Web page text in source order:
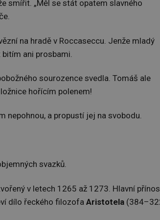
smířit. „Měl se stát opatem slavného
na hradě v Roccaseccu. Jenže mladý
ani prosbami.
sourozence svedla. Tomáš ale
hořícím polenem!
nepohnou, a propustí jej na svobodu.
svazků.
v letech 1265 až 1273. Hlavní přínos
dílo řeckého filozofa Aristotela